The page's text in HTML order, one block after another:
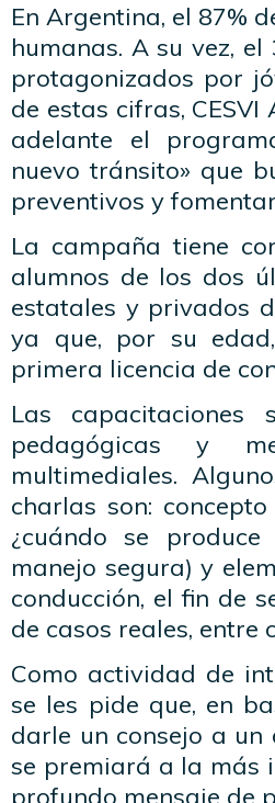
En Argentina, el 87%
humanas. A su vez,
protagonizados por
de estas cifras,
adelante el
nuevo tránsito» que
preventivos y
La campaña tiene
alumnos de los dos
estatales y privados
ya que, por su
primera licencia de
Las
pedagógicas y
multimediales.
charlas son:
¿cuándo se
manejo segura) y
conducción, el fin de
de casos reales, entre
Como actividad de
se les pide que, en
darle un consejo a
se premiará a la más
profundo mensaje de